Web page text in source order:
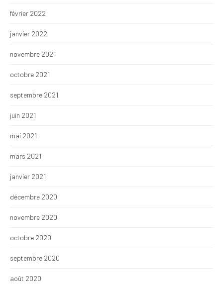
février 2022
janvier 2022
novembre 2021
octobre 2021
septembre 2021
juin 2021
mai 2021
mars 2021
janvier 2021
décembre 2020
novembre 2020
octobre 2020
septembre 2020
août 2020